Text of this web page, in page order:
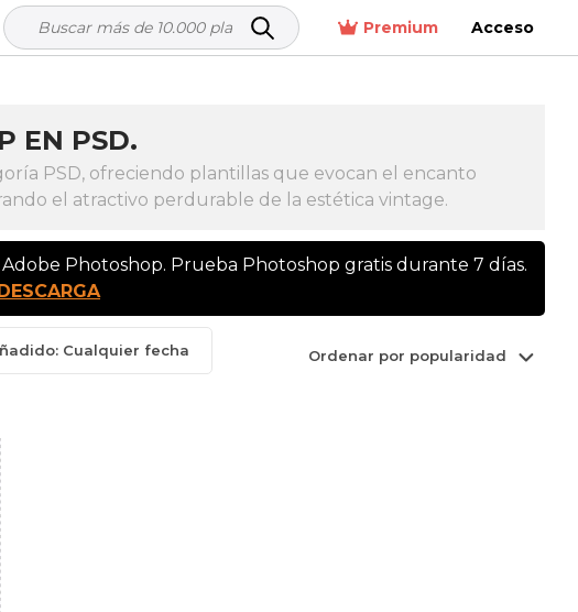
Premium Acceso
EN PSD.
PSD, ofreciendo plantillas que evocan el encanto
el atractivo perdurable de la estética vintage.
Photoshop. Prueba Photoshop gratis durante 7 días.
Cualquier fecha Ordenar por popularidad